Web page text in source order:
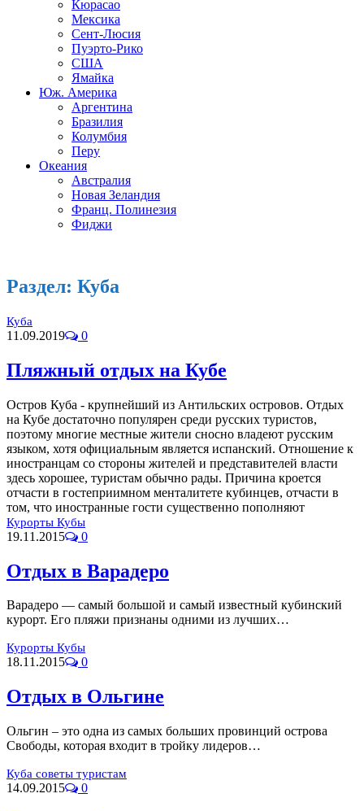
Кюрасао
Мексика
Сент-Люсия
Пуэрто-Рико
США
Ямайка
Юж. Америка
Аргентина
Бразилия
Колумбия
Перу
Океания
Австралия
Новая Зеландия
Франц. Полинезия
Фиджи
Раздел: Куба
Куба
11.09.2019 0
Пляжный отдых на Кубе
Остров Куба - крупнейший из Антильских островов. Отдых
на Кубе достаточно популярен среди русских туристов,
поэтому многие местные жители сносно владеют русским
языком, хотя официальным является испанский. Отношение к
иностранцам со стороны жителей и представителей власти
здесь хорошее, туристам обычно рады. Причина кроется
отчасти в гостеприимном менталитете кубинцев, отчасти в
том, что иностранные гости существенно пополняют
Курорты Кубы
19.11.2015 0
Отдых в Варадеро
Варадеро — самый большой и самый известный кубинский
курорт. Его пляжи признаны одними из лучших…
Курорты Кубы
18.11.2015 0
Отдых в Ольгине
Ольгин – это одна из самых больших провинций острова
Свободы, которая входит в тройку лидеров…
Куба советы туристам
14.09.2015 0